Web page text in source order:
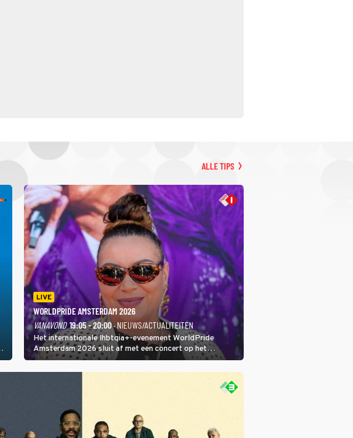
ALLE TIPS
LIVE
WORLDPRIDE AMSTERDAM 2026
VANAVOND 19:05 - 20:00· NIEUWS/ACTUALITEITEN
Het internationale lhbtqia+-evenement WorldPride
Amsterdam 2026 sluit af met een concert op het
Amsterdamse Museumplein. Anita Doth is een van de
optredende artiesten. In de jaren 90 veroverde ze de